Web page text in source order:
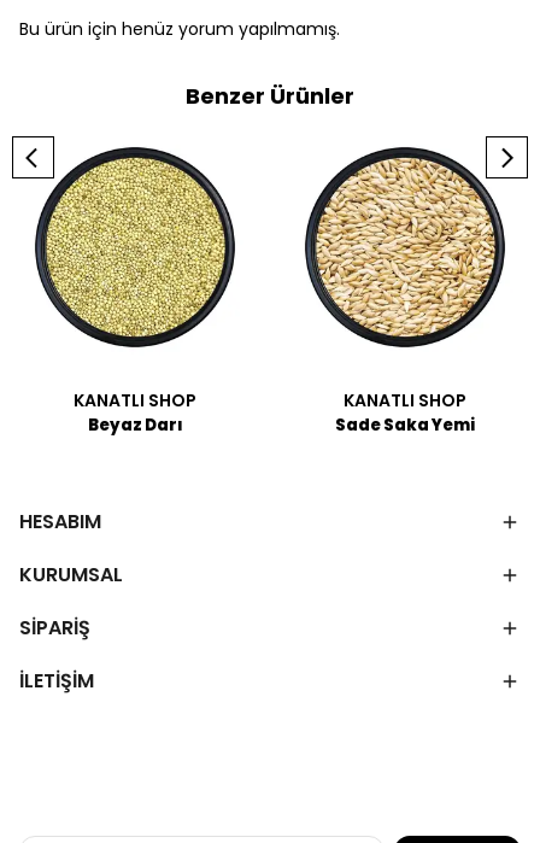
Bu ürün için henüz yorum yapılmamış.
Benzer Ürünler
KANATLI SHOP
Beyaz Darı
KANATLI SHOP
Sade Saka Yemi
HESABIM
KURUMSAL
SİPARİŞ
İLETİŞİM